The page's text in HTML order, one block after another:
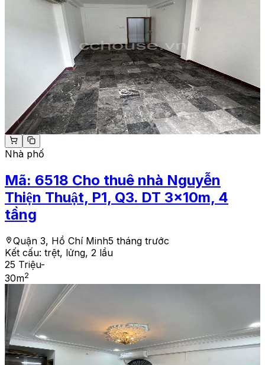
Nhà phố
Mã: 6518 Cho thuê nhà Nguyễn
Thiện Thuật, P1, Q3. DT 3x10m, 4
tầng
Quận 3, Hồ Chí Minh5 tháng trước
Kết cấu: trệt, lửng, 2 lầu
25 Triệu-
30m2